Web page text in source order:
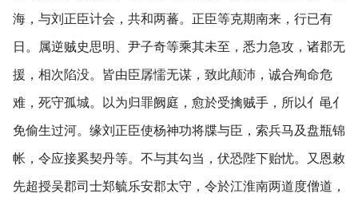
海，与刘正臣计会，共和两蕃。正臣等克期南来，行已有
日。属逆贼史思明、尹子奇等乘其未至，悉力急攻，诸郡无
援，相次陷没。皆由臣孱懦无谋，致此颠沛，诚合殉命危
难，死守孤城。以为归罪阙庭，愈於受擒贼手，所以亻黾亻
免偷生过河。缘刘正臣使杨神功将牒与臣，索兵马及盘瓶锦
帐，令应接奚契丹等。不与其勾当，伏恐陛下贻忧。又恩敕
先超授吴郡司士郑毓乐安郡太守，令於江淮南两道度僧道，